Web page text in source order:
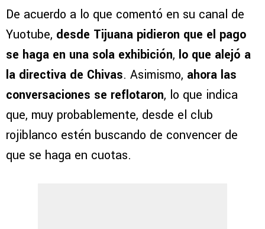
De acuerdo a lo que comentó en su canal de
Yuotube, desde Tijuana pidieron que el pago
se haga en una sola exhibición, lo que alejó a
la directiva de Chivas. Asimismo, ahora las
conversaciones se reflotaron, lo que indica
que, muy probablemente, desde el club
rojiblanco estén buscando de convencer de
que se haga en cuotas.